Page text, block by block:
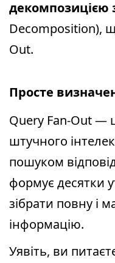
декомпозицією
Decomposition),
Out.
Просте
Query Fan-Out —
штучного
пошуком
формує десятки
зібрати повну і
інформацію.
Уявіть, ви